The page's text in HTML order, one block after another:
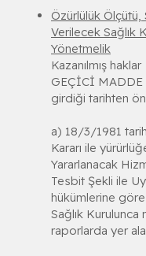
Özürlülük Ölçütü,
Verilecek Sağlık
Yönetmelik
Kazanılmış haklar
GEÇİCİ MADDE
girdiği tarihten
a) 18/3/1981
Kararı ile
Yararlanacak
Tesbit Şekli ile
hükümlerine göre
Sağlık Kurulunca
raporlarda yer